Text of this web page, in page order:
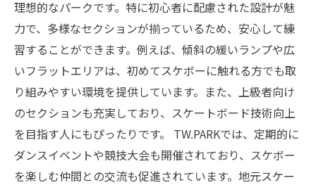
理想的なパークです。特に初心者に配慮された設計が魅
力で、多様なセクションが揃っているため、安心して練
習することができます。例えば、傾斜の緩いランプや広
いフラットエリアは、初めてスケボーに触れる方でも取
り組みやすい環境を提供しています。また、上級者向け
のセクションも充実しており、スケートボード技術向上
を目指す人にもぴったりです。 TW.PARKでは、定期的に
ダンスイベントや競技大会も開催されており、スケボー
を楽しむ仲間との交流も促進されています。地元スケー